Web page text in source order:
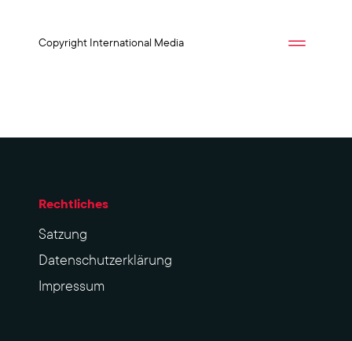
Copyright International Media
Rechtliches
Sat­zung
Datenschutzerklärung
Impres­sum